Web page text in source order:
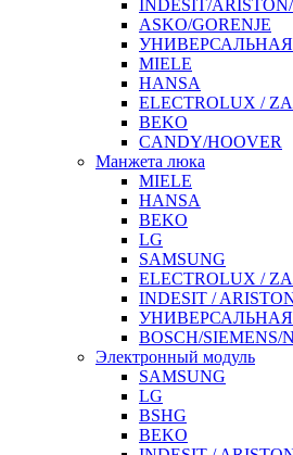
INDESIT/
ASKO/GORENJE
УНИВЕРСАЛЬНАЯ
MIELE
HANSA
ELECTROLUX /
BEKO
CANDY/HOOVER
Манжета люка
MIELE
HANSA
BEKO
LG
SAMSUNG
ELECTROLUX /
INDESIT /
УНИВЕРСАЛЬНАЯ
BOSCH/SIEMENS/
Электронный модуль
SAMSUNG
LG
BSHG
BEKO